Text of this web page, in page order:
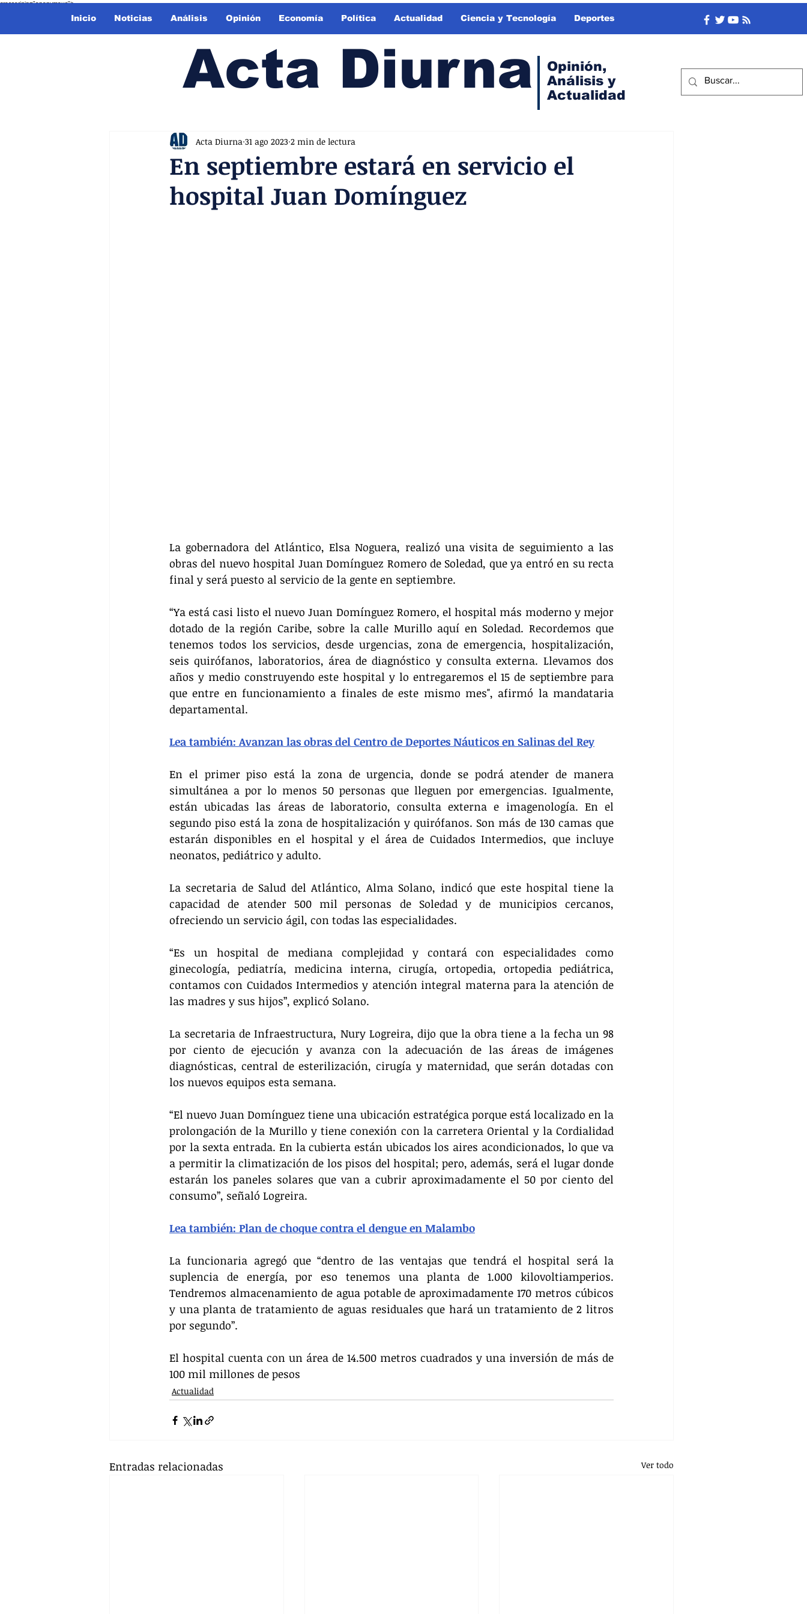
crossorigin="anonymous">
Inicio Noticias Análisis Opinión Economía Política Actualidad Ciencia y Tecnología Deportes
Acta Diurna
Opinión,
Análisis y
Actualidad
En septiembre estará en servicio el
hospital Juan Domínguez
Acta Diurna 31 ago 2023 2 min de lectura
La gobernadora del Atlántico, Elsa Noguera, realizó una visita de seguimiento a las
obras del nuevo hospital Juan Domínguez Romero de Soledad, que ya entró en su recta
final y será puesto al servicio de la gente en septiembre.
“Ya está casi listo el nuevo Juan Domínguez Romero, el hospital más moderno y mejor
dotado de la región Caribe, sobre la calle Murillo aquí en Soledad. Recordemos que
tenemos todos los servicios, desde urgencias, zona de emergencia, hospitalización,
seis quirófanos, laboratorios, área de diagnóstico y consulta externa. Llevamos dos
años y medio construyendo este hospital y lo entregaremos el 15 de septiembre para
que entre en funcionamiento a finales de este mismo mes", afirmó la mandataria
departamental.
Lea también: Avanzan las obras del Centro de Deportes Náuticos en Salinas del Rey
En el primer piso está la zona de urgencia, donde se podrá atender de manera
simultánea a por lo menos 50 personas que lleguen por emergencias. Igualmente,
están ubicadas las áreas de laboratorio, consulta externa e imagenología. En el
segundo piso está la zona de hospitalización y quirófanos. Son más de 130 camas que
estarán disponibles en el hospital y el área de Cuidados Intermedios, que incluye
neonatos, pediátrico y adulto.
La secretaria de Salud del Atlántico, Alma Solano, indicó que este hospital tiene la
capacidad de atender 500 mil personas de Soledad y de municipios cercanos,
ofreciendo un servicio ágil, con todas las especialidades.
“Es un hospital de mediana complejidad y contará con especialidades como
ginecología, pediatría, medicina interna, cirugía, ortopedia, ortopedia pediátrica,
contamos con Cuidados Intermedios y atención integral materna para la atención de
las madres y sus hijos”, explicó Solano.
La secretaria de Infraestructura, Nury Logreira, dijo que la obra tiene a la fecha un 98
por ciento de ejecución y avanza con la adecuación de las áreas de imágenes
diagnósticas, central de esterilización, cirugía y maternidad, que serán dotadas con
los nuevos equipos esta semana.
“El nuevo Juan Domínguez tiene una ubicación estratégica porque está localizado en la
prolongación de la Murillo y tiene conexión con la carretera Oriental y la Cordialidad
por la sexta entrada. En la cubierta están ubicados los aires acondicionados, lo que va
a permitir la climatización de los pisos del hospital; pero, además, será el lugar donde
estarán los paneles solares que van a cubrir aproximadamente el 50 por ciento del
consumo”, señaló Logreira.
Lea también: Plan de choque contra el dengue en Malambo
La funcionaria agregó que “dentro de las ventajas que tendrá el hospital será la
suplencia de energía, por eso tenemos una planta de 1.000 kilovoltiamperios.
Tendremos almacenamiento de agua potable de aproximadamente 170 metros cúbicos
y una planta de tratamiento de aguas residuales que hará un tratamiento de 2 litros
por segundo”.
El hospital cuenta con un área de 14.500 metros cuadrados y una inversión de más de
100 mil millones de pesos
Actualidad
Entradas relacionadas Ver todo